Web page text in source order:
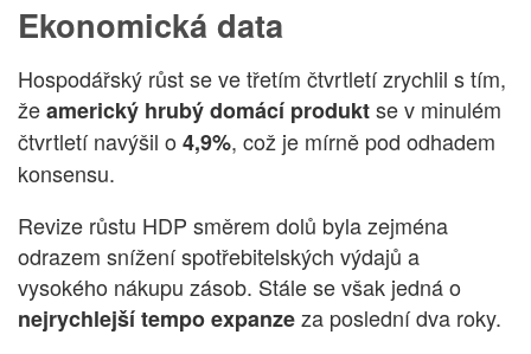
Ekonomická data
Hospodářský růst se ve třetím čtvrtletí zrychlil s tím,
žeamerický hrubý domácí produktse v minulém
čtvrtletí navýšil o 4,9%, což je mírně pod odhadem
konsensu.
Revize růstu HDP směrem dolů byla zejména
odrazem snížení spotřebitelských výdajů a
vysokého nákupu zásob. Stále se však jedná o
nejrychlejší tempo expanzeza poslední dva roky.